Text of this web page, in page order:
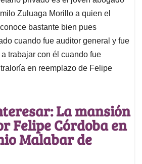
Zuluaga Morillo a quien el
bastante bien pues
cuando fue auditor general y fue
trabajar con él cuando fue
en reemplazo de Felipe
La mansión
Felipe Córdoba en
Malabar de